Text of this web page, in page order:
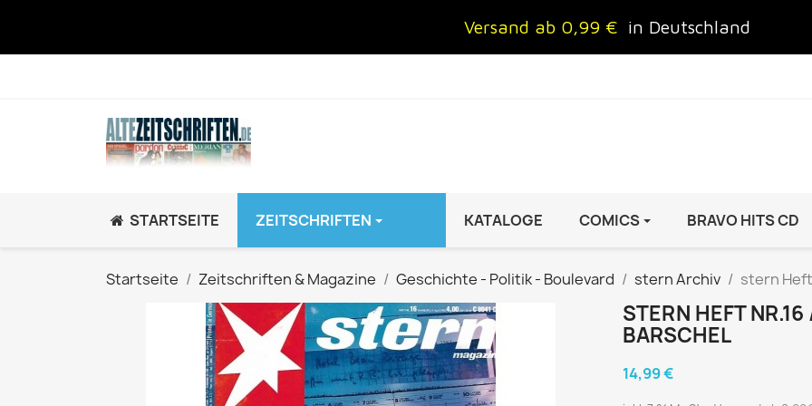
Versand ab 0,99 € in Deutschland
STARTSEITE ZEITSCHRIFTEN
JUGEND / KIND
BRAVO GiRL!
BRAVO HipHop Special
BRAVO Zeitschrift
hey!
FRAUEN AUTO & MOTOR
auto motor sport Archiv
Broschüren
KATALOGE COMICS BRAVO HITS CD
Startseite Zeitschriften & Magazine Geschichte - Politik - Boulevard stern Archiv stern Heft
STERN HEFT
BARSCHEL
14,99 €